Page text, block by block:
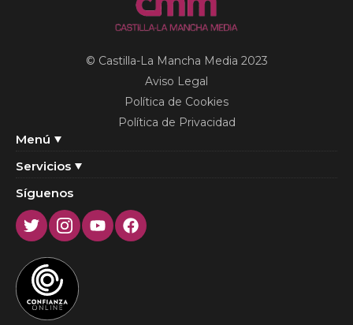
Menú
Servicios
© Castilla-La Mancha Media 2023
Aviso Legal
Política de Cookies
Política de Privacidad
Síguenos
TwitterInstagram
YoutubeFacebook